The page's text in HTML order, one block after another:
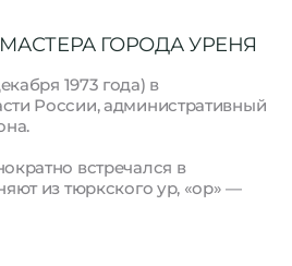
ГОРОДА УРЕНЯ
1973 года) в
России, административный
встречался в
из тюркского ур, «ор» —